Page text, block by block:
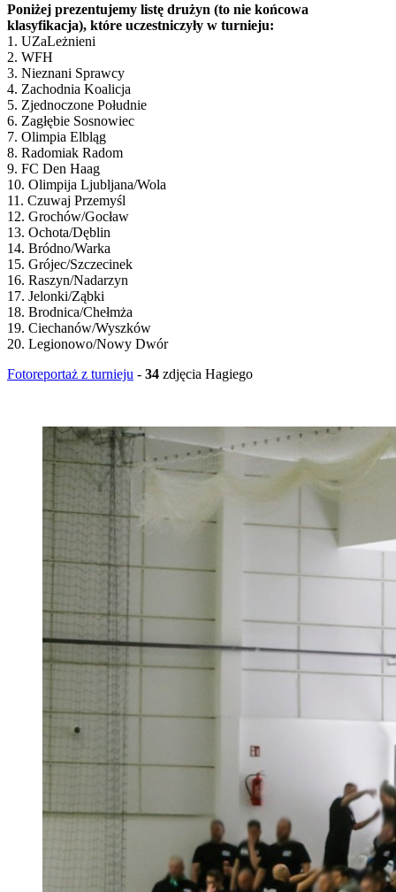
Poniżej prezentujemy listę drużyn (to nie końcowa
klasyfikacja), które uczestniczyły w turnieju:
1. UZaLeżnieni
2. WFH
3. Nieznani Sprawcy
4. Zachodnia Koalicja
5. Zjednoczone Południe
6. Zagłębie Sosnowiec
7. Olimpia Elbląg
8. Radomiak Radom
9. FC Den Haag
10. Olimpija Ljubljana/Wola
11. Czuwaj Przemyśl
12. Grochów/Gocław
13. Ochota/Dęblin
14. Bródno/Warka
15. Grójec/Szczecinek
16. Raszyn/Nadarzyn
17. Jelonki/Ząbki
18. Brodnica/Chełmża
19. Ciechanów/Wyszków
20. Legionowo/Nowy Dwór
Fotoreportaż z turnieju - 34 zdjęcia Hagiego